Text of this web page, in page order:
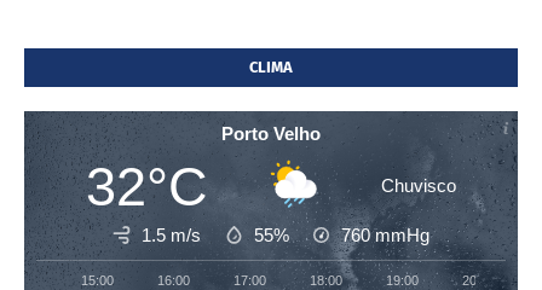
CLIMA
Porto Velho
32°C Chuvisco
1.5 m/s 55% 760mmHg
15:00 16:00 17:00 18:00 19:00 20:00